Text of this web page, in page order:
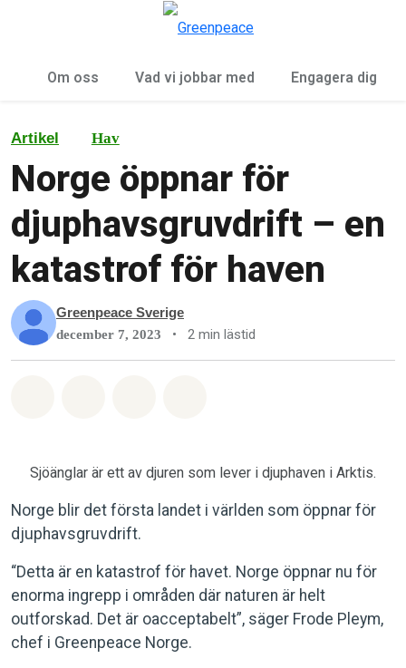
Om oss Vad vi jobbar med Engagera dig
Artikel Hav
Norge öppnar för
djuphavsgruvdrift – en
katastrof för haven
Greenpeace Sverige
december 7, 2023 • 2 min lästid
Sjöänglar är ett av djuren som lever i djuphaven i Arktis.
Norge blir det första landet i världen som öppnar för
djuphavsgruvdrift.
“Detta är en katastrof för havet. Norge öppnar nu för
enorma ingrepp i områden där naturen är helt
outforskad. Det är oacceptabelt”, säger Frode Pleym,
chef i Greenpeace Norge.